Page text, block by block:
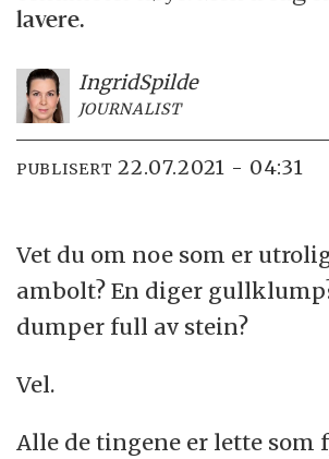
lavere.
IngridSpilde
JOURNALIST
PUBLISERT 22.07.2021 - 04:31
Vet du om noe som er
ambolt? En diger
dumper full av stein?
Vel.
Alle de tingene er lette